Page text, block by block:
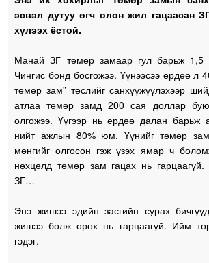
эсвэл дутуу өгч олон жил гацаасан
хүлээх ёстой.
Манай ЗГ төмөр замаар гул барьж 1,5
Чингис бонд босгожээ. Үүнээсээ ердөө л
төмөр зам” төслийг санхүүжүүлэхээр
атлаа төмөр замд 200 сая доллар
олгожээ. Үүгээр нь ердөө далан
нийт ажлын 80% юм. Үүнийг төмөр
мөнгийг олгосон гэж үзэх ямар ч
нөхцөлд төмөр зам гацах нь
ЗГ…
Энэ жишээ эдийн засгийн сурах
жишээ болж орох нь гарцаагүй. Ийм
гэдэг.